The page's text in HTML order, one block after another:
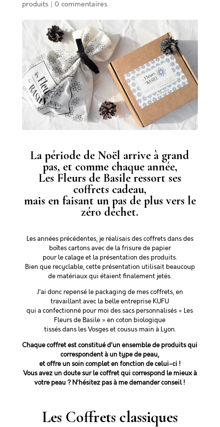
produits
0 commentaires
La période de Noël arrive à grand
pas, et comme chaque année,
Les Fleurs de Basile ressort ses
coffrets cadeau,
mais en faisant un pas de plus vers le
zéro déchet.
Les années précédentes, je réalisais des coffrets dans des
boîtes cartons avec de la frisure de papier
pour le calage et la présentation des produits.
Bien que recyclable, cette présentation utilisait beaucoup
de matériaux qui étaient finalement jetés.
J’ai donc repensé le packaging de mes coffrets, en
travaillant avec la belle entreprise KUFU
qui a confectionné pour moi des sacs personnalisés « Les
Fleurs de Basile » en coton biologique
tissés dans les Vosges et cousus main à Lyon.
Chaque coffret est constitué d’un ensemble de produits qui
correspondent à un type de peau,
et offre un soin complet en fonction de celui-ci !
Vous avez un doute sur le coffret qui correspond le mieux à
votre peau ? N’hésitez pas à me demander conseil !
Les Coffrets classiques